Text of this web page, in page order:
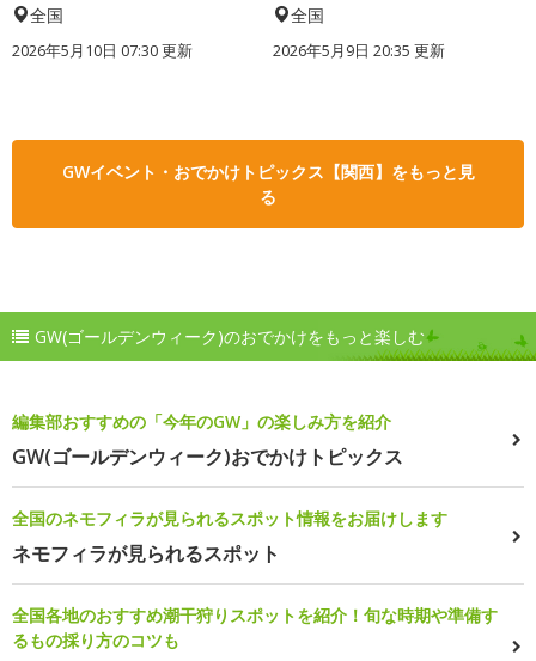
全国
2026年5月10日 07:30 更新
全国
2026年5月9日 20:35 更新
GWイベント・おでかけトピックス【関西】をもっと見
る
GW(ゴールデンウィーク)のおでかけをもっと楽しむ
編集部おすすめの「今年のGW」の楽しみ方を紹介
GW(ゴールデンウィーク)おでかけトピックス
全国のネモフィラが見られるスポット情報をお届けします
ネモフィラが見られるスポット
全国各地のおすすめ潮干狩りスポットを紹介！旬な時期や準備す
るもの採り方のコツも